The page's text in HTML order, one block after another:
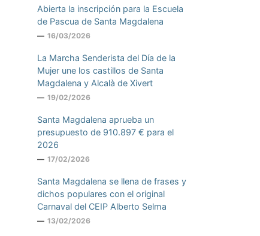
Abierta la inscripción para la Escuela
de Pascua de Santa Magdalena
16/03/2026
La Marcha Senderista del Día de la
Mujer une los castillos de Santa
Magdalena y Alcalà de Xivert
19/02/2026
Santa Magdalena aprueba un
presupuesto de 910.897 € para el
2026
17/02/2026
Santa Magdalena se llena de frases y
dichos populares con el original
Carnaval del CEIP Alberto Selma
13/02/2026